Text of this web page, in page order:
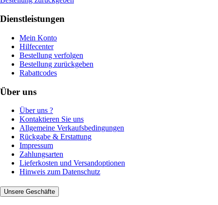
Dienstleistungen
Mein Konto
Hilfecenter
Bestellung verfolgen
Bestellung zurückgeben
Rabattcodes
Über uns
Über uns ?
Kontaktieren Sie uns
Allgemeine Verkaufsbedingungen
Rückgabe & Erstattung
Impressum
Zahlungsarten
Lieferkosten und Versandoptionen
Hinweis zum Datenschutz
Unsere Geschäfte